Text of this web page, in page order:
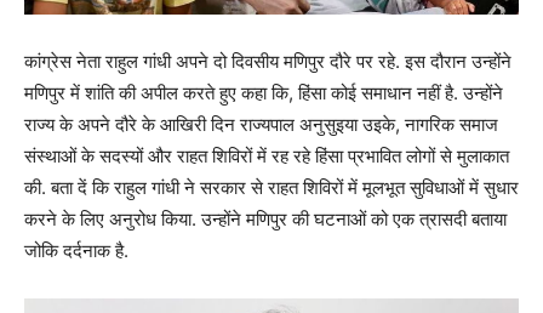
कांग्रेस नेता राहुल गांधी अपने दो दिवसीय मणिपुर दौरे पर रहे. इस दौरान उन्होंने
मणिपुर में शांति की अपील करते हुए कहा कि, हिंसा कोई समाधान नहीं है. उन्होंने
राज्य के अपने दौरे के आखिरी दिन राज्यपाल अनुसुइया उइके, नागरिक समाज
संस्थाओं के सदस्यों और राहत शिविरों में रह रहे हिंसा प्रभावित लोगों से मुलाकात
की. बता दें कि राहुल गांधी ने सरकार से राहत शिविरों में मूलभूत सुविधाओं में सुधार
करने के लिए अनुरोध किया. उन्होंने मणिपुर की घटनाओं को एक त्रासदी बताया
जोकि दर्दनाक है.